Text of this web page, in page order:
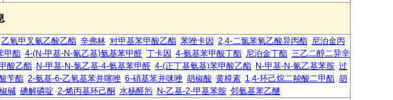
乙氧甲叉氰乙酸乙酯 辛弗林 对甲基苯甲酸乙酯 苯唑卡因 2,4-二氯苯氧乙酸异丙酯 尼泊金丙
甲酯 4-(N-甲基-N-氰乙基)氨基苯甲醛 丁卡因 4-氨基苯甲酸丁酯 尼泊金丁酯 三乙二醇二异辛
酸乙酯 N-甲基-N-氯乙基-4-氨基苯甲醛 4-(正丁基氨基)苯甲酸乙酯 N-甲基-N-氰乙基苯胺 过
苄酯 2-氨基-6-乙氧基苯并噻唑 6-硝基苯并咪唑 胡椒酸 黄樟素 1,4-环己烷二羧酸二甲酯 胡
椒碱 碘解磷啶 2-烯丙基环己酮 水杨醛肟 N-乙基-2-甲基苯胺 邻氨基苯乙醚